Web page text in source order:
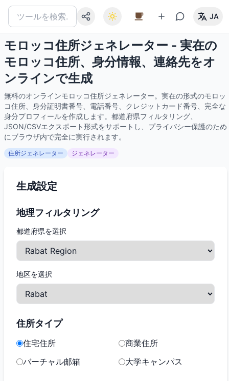
JA
モロッコ住所ジェネレーター - 実在の
モロッコ住所、身分情報、連絡先をオ
ンラインで生成
無料のオンラインモロッコ住所ジェネレーター。実在の形式のモロッ
コ住所、身分証明書番号、電話番号、クレジットカード番号、完全な
身分プロフィールを作成します。都道府県フィルタリング、
JSON/CSVエクスポート形式をサポートし、プライバシー保護のため
にブラウザ内で完全に実行されます。
住所ジェネレーター ジェネレーター
生成設定
地理フィルタリング
都道府県を選択
地区を選択
住所タイプ
住宅住所
商業住所
バーチャル邮箱
大学キャンパス